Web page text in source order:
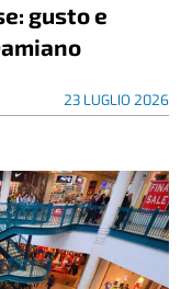
gusto e
23 LUGLIO 2026